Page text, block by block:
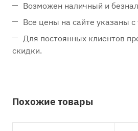
Возможен наличный и
Все цены на сайте указаны
Для постоянных клиентов
скидки.
Похожие товары